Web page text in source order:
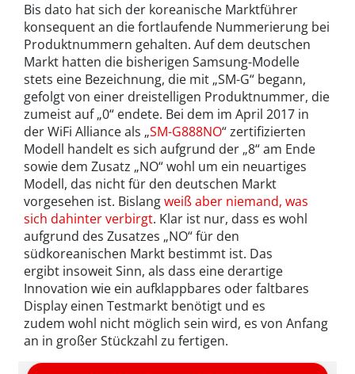
Bis dato hat sich der koreanische Marktführer
konsequent an die fortlaufende Nummerierung bei
Produktnummern gehalten. Auf dem deutschen
Markt hatten die bisherigen Samsung-Modelle
stets eine Bezeichnung, die mit „SM-G“ begann,
gefolgt von einer dreistelligen Produktnummer, die
zumeist auf „0“ endete. Bei dem im April 2017 in
der WiFi Alliance als „SM-G888NO“ zertifizierten
Modell handelt es sich aufgrund der „8“ am Ende
sowie dem Zusatz „NO“ wohl um ein neuartiges
Modell, das nicht für den deutschen Markt
vorgesehen ist. Bislangweiß aber niemand, was
sich dahinter verbirgt. Klar ist nur, dass es wohl
aufgrund des Zusatzes „NO“ für den
südkoreanischen Markt bestimmt ist. Das
ergibt insoweit Sinn, als dass eine derartige
Innovation wie ein aufklappbares oder faltbares
Display einen Testmarkt benötigt und es
zudem wohl nicht möglich sein wird, es von Anfang
an in großer Stückzahl zu fertigen.